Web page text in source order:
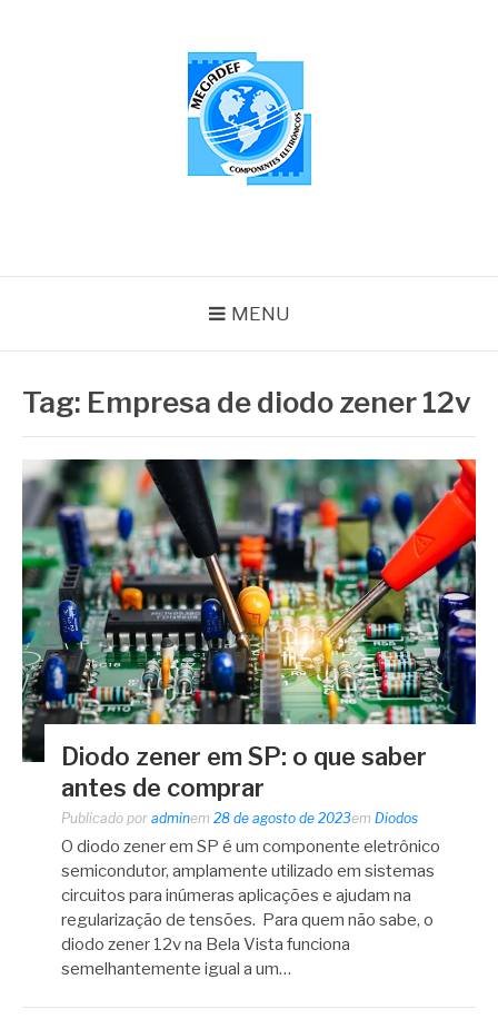
MENU
Tag: Empresa de diodo zener 12v
Diodo zener em SP: o que saber
antes de comprar
Publicado por adminem 28 de agosto de 2023em Diodos
O diodo zener em SP é um componente eletrônico
semicondutor, amplamente utilizado em sistemas
circuitos para inúmeras aplicações e ajudam na
regularização de tensões. Para quem não sabe, o
diodo zener 12v na Bela Vista funciona
semelhantemente igual a um…